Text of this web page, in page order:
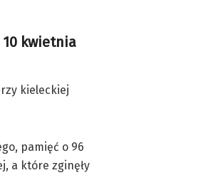
kwietnia
kieleckiej
pamięć o 96
a które zginęły